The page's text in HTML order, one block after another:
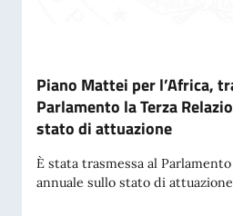
Piano Mattei per l’Africa,
Parlamento la Terza
stato di attuazione
È stata trasmessa al
annuale sullo stato di